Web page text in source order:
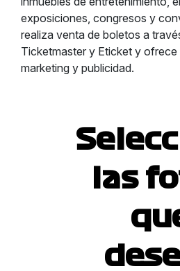
exposiciones, congresos y
realiza venta de boletos a
Ticketmaster y Eticket y ofrece
marketing y publicidad.
las